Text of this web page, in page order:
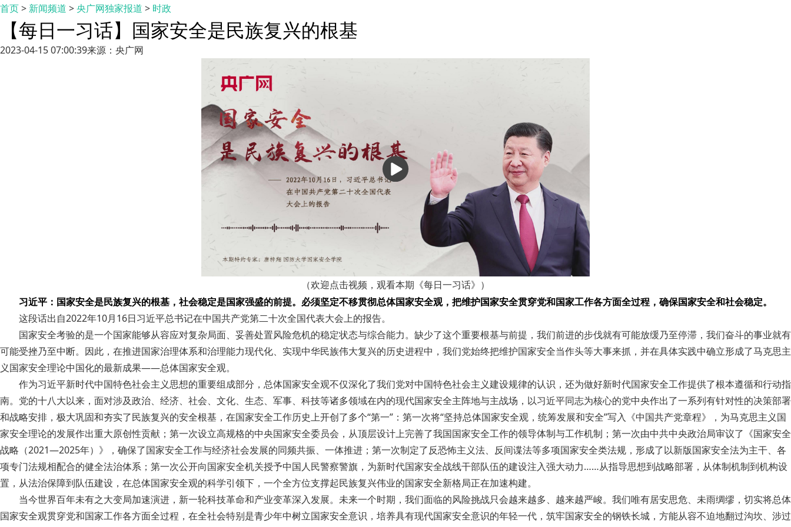
首页> 新闻频道 >央广网独家报道 > 时政
【每日一习话】国家安全是民族复兴的根基
2023-04-15 07:00:39来源：央广网
播
放
（欢迎点击视频，观看本期《每日一习话》）
习近平：国家安全是民族复兴的根基，社会稳定是国家强盛的前提。必须坚定不移贯彻总体国家安全观，把维护国家安全贯穿党和国家工作各方面全过程，确保国家安全和社会稳定。
这段话出自2022年10月16日习近平总书记在中国共产党第二十次全国代表大会上的报告。
国家安全考验的是一个国家能够从容应对复杂局面、妥善处置风险危机的稳定状态与综合能力。缺少了这个重要根基与前提，我们前进的步伐就有可能放缓乃至停滞，我们奋斗的事业就有
可能受挫乃至中断。因此，在推进国家治理体系和治理能力现代化、实现中华民族伟大复兴的历史进程中，我们党始终把维护国家安全当作头等大事来抓，并在具体实践中确立形成了马克思主
义国家安全理论中国化的最新成果——总体国家安全观。
作为习近平新时代中国特色社会主义思想的重要组成部分，总体国家安全观不仅深化了我们党对中国特色社会主义建设规律的认识，还为做好新时代国家安全工作提供了根本遵循和行动指
南。党的十八大以来，面对涉及政治、经济、社会、文化、生态、军事、科技等诸多领域在内的现代国家安全主阵地与主战场，以习近平同志为核心的党中央作出了一系列有针对性的决策部署
和战略安排，极大巩固和夯实了民族复兴的安全根基，在国家安全工作历史上开创了多个“第一”：第一次将“坚持总体国家安全观，统筹发展和安全”写入《中国共产党章程》，为马克思主义国
家安全理论的发展作出重大原创性贡献；第一次设立高规格的中央国家安全委员会，从顶层设计上完善了我国国家安全工作的领导体制与工作机制；第一次由中共中央政治局审议了《国家安全
战略（2021—2025年）》，确保了国家安全工作与经济社会发展的同频共振、一体推进；第一次制定了反恐怖主义法、反间谍法等多项国家安全类法规，形成了以新版国家安全法为主干、各
项专门法规相配合的健全法治体系；第一次公开向国家安全机关授予中国人民警察警旗，为新时代国家安全战线干部队伍的建设注入强大动力……从指导思想到战略部署，从体制机制到机构设
置，从法治保障到队伍建设，在总体国家安全观的科学引领下，一个全方位支撑起民族复兴伟业的国家安全新格局正在加速构建。
当今世界百年未有之大变局加速演进，新一轮科技革命和产业变革深入发展。未来一个时期，我们面临的风险挑战只会越来越多、越来越严峻。我们唯有居安思危、未雨绸缪，切实将总体
国家安全观贯穿党和国家工作各方面全过程，在全社会特别是青少年中树立国家安全意识，培养具有现代国家安全意识的年轻一代，筑牢国家安全的钢铁长城，方能从容不迫地翻过沟坎、涉过